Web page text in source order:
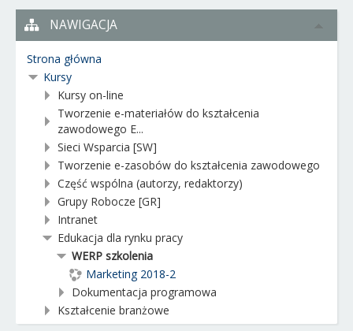
NAWIGACJA
Strona główna
Kursy
Kursy on-line
Tworzenie e-materiałów do kształcenia
zawodowego E...
Sieci Wsparcia [SW]
Tworzenie e-zasobów do kształcenia zawodowego
Część wspólna (autorzy, redaktorzy)
Grupy Robocze [GR]
Intranet
Edukacja dla rynku pracy
WERP szkolenia
Marketing 2018-2
Dokumentacja programowa
Kształcenie branżowe